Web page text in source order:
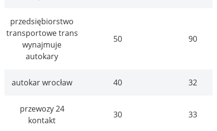
przedsiębiorstwo
transportowe trans
wynajmuje
autokary
50 90
autokar wrocław 40 32
przewozy 24
kontakt
30 33